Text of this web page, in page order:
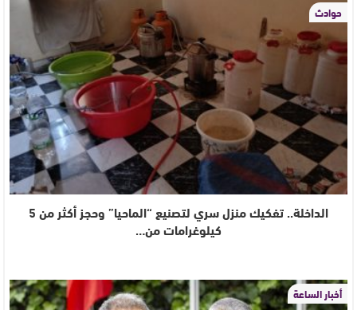
حوادث
الداخلة.. تفكيك منزل سري لتصنيع “الماحيا” وحجز أكثر من 5
كيلوغرامات من…
أخبار الساعة